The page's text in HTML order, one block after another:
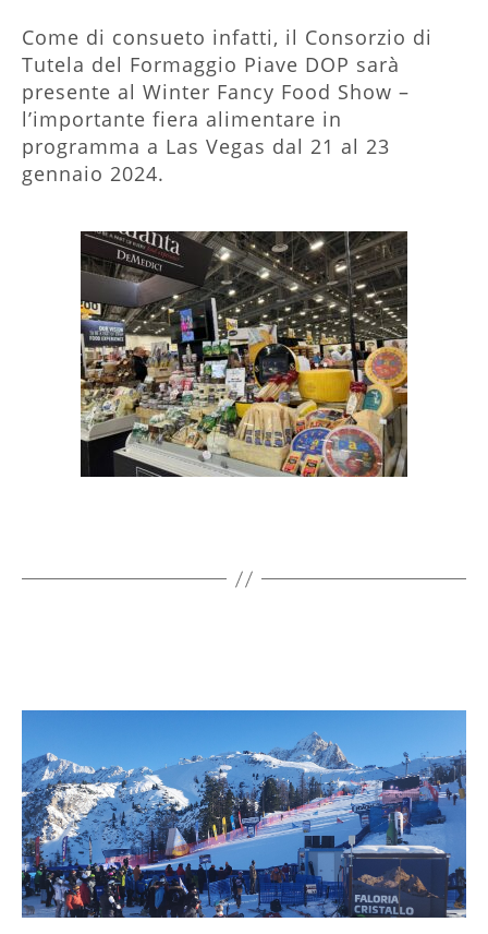
Come di consueto infatti, il Consorzio di
Tutela del Formaggio Piave DOP sarà
presente al Winter Fancy Food Show –
l’importante fiera alimentare in
programma a Las Vegas dal 21 al 23
gennaio 2024.